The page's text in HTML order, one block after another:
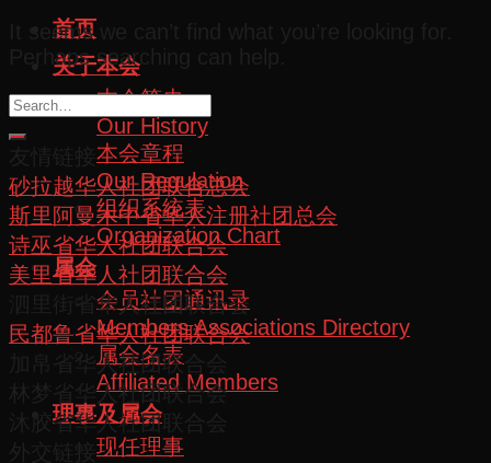
首页
关于本会
本会简史
Our History
本会章程
Our Regulation
组织系统表
Organization Chart
属会
会员社团通讯录
Members Associations Directory
属会名表
Affiliated Members
理事及属会
现任理事
It seems we can’t find what you’re looking for.
Perhaps searching can help.
砂拉越华人社团联合总会
斯里阿曼木中省华人注册社团总会
诗巫省华人社团联合会
美里省华人社团联合会
泗里街省华人社团联合会
民都鲁省华人社团联合会
加帛省华人社团联合会
林梦省华人社团联合会
沐胶省华人社团联合会